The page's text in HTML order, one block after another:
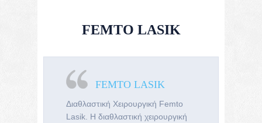
FEMTO LASIK
FEMTO LASIK
Διαθλαστική Χειρουργική Femto
Lasik. Η διαθλαστική χειρουργική